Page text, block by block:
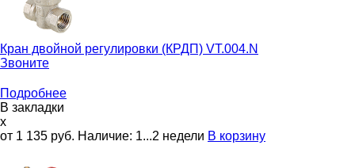
Кран двойной регулировки (КРДП) VT.004.N
Звоните
Подробнее
В закладки
x
от 1 135 руб. Наличие: 1...2 недели В корзину